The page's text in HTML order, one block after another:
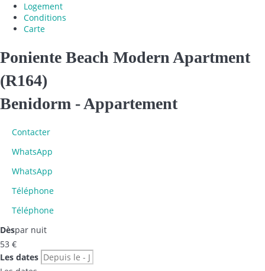
Logement
Conditions
Carte
Poniente Beach Modern Apartment
(R164)
Benidorm -Appartement
Contacter
WhatsApp
WhatsApp
Téléphone
Téléphone
Dèspar nuit
53 €
Les dates